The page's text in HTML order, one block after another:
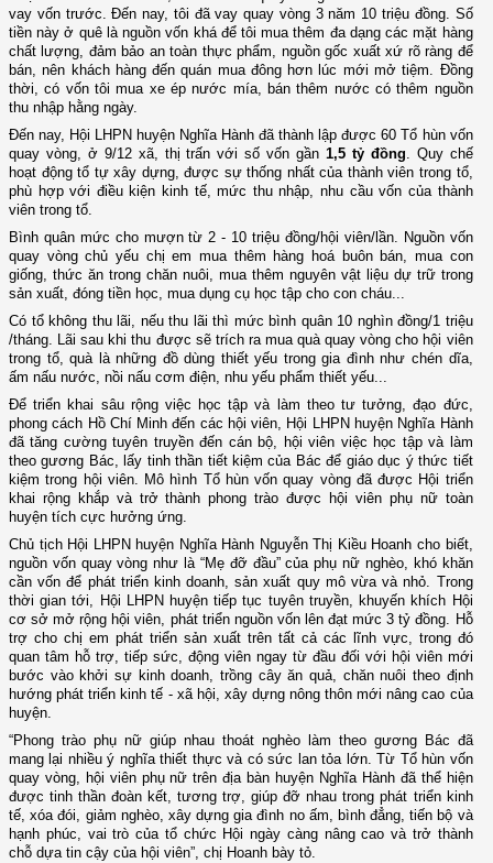
vay vốn trước. Đến nay, tôi đã vay quay vòng 3 năm 10 triệu đồng. Số
tiền này ở quê là nguồn vốn khá để tôi mua thêm đa dạng các mặt hàng
chất lượng, đảm bảo an toàn thực phẩm, nguồn gốc xuất xứ rõ ràng để
bán, nên khách hàng đến quán mua đông hơn lúc mới mở tiệm. Đồng
thời, có vốn tôi mua xe ép nước mía, bán thêm nước có thêm nguồn
thu nhập hằng ngày.
Đến nay, Hội LHPN huyện Nghĩa Hành đã thành lập được 60 Tổ hùn vốn
quay vòng, ở 9/12 xã, thị trấn với số vốn gần 1,5 tỷ đồng. Quy chế
hoạt động tổ tự xây dựng, được sự thống nhất của thành viên trong tổ,
phù hợp với điều kiện kinh tế, mức thu nhập, nhu cầu vốn của thành
viên trong tổ.
Bình quân mức cho mượn từ 2 - 10 triệu đồng/hội viên/lần. Nguồn vốn
quay vòng chủ yếu chị em mua thêm hàng hoá buôn bán, mua con
giống, thức ăn trong chăn nuôi, mua thêm nguyên vật liệu dự trữ trong
sản xuất, đóng tiền học, mua dụng cụ học tập cho con cháu...
Có tổ không thu lãi, nếu thu lãi thì mức bình quân 10 nghìn đồng/1 triệu
/tháng. Lãi sau khi thu được sẽ trích ra mua quà quay vòng cho hội viên
trong tổ, quà là những đồ dùng thiết yếu trong gia đình như chén dĩa,
ấm nấu nước, nồi nấu cơm điện, nhu yếu phẩm thiết yếu...
Để triển khai sâu rộng việc học tập và làm theo tư tưởng, đạo đức,
phong cách Hồ Chí Minh đến các hội viên, Hội LHPN huyện Nghĩa Hành
đã tăng cường tuyên truyền đến cán bộ, hội viên việc học tập và làm
theo gương Bác, lấy tinh thần tiết kiệm của Bác để giáo dục ý thức tiết
kiệm trong hội viên. Mô hình Tổ hùn vốn quay vòng đã được Hội triển
khai rộng khắp và trở thành phong trào được hội viên phụ nữ toàn
huyện tích cực hưởng ứng.
Chủ tịch Hội LHPN huyện Nghĩa Hành Nguyễn Thị Kiều Hoanh cho biết,
nguồn vốn quay vòng như là “Mẹ đỡ đầu” của phụ nữ nghèo, khó khăn
cần vốn để phát triển kinh doanh, sản xuất quy mô vừa và nhỏ. Trong
thời gian tới, Hội LHPN huyện tiếp tục tuyên truyền, khuyến khích Hội
cơ sở mở rộng hội viên, phát triển nguồn vốn lên đạt mức 3 tỷ đồng. Hỗ
trợ cho chị em phát triển sản xuất trên tất cả các lĩnh vực, trong đó
quan tâm hỗ trợ, tiếp sức, động viên ngay từ đầu đối với hội viên mới
bước vào khởi sự kinh doanh, trồng cây ăn quả, chăn nuôi theo định
hướng phát triển kinh tế - xã hội, xây dựng nông thôn mới nâng cao của
huyện.
“Phong trào phụ nữ giúp nhau thoát nghèo làm theo gương Bác đã
mang lại nhiều ý nghĩa thiết thực và có sức lan tỏa lớn. Từ Tổ hùn vốn
quay vòng, hội viên phụ nữ trên địa bàn huyện Nghĩa Hành đã thể hiện
được tinh thần đoàn kết, tương trợ, giúp đỡ nhau trong phát triển kinh
tế, xóa đói, giảm nghèo, xây dựng gia đình no ấm, bình đẳng, tiến bộ và
hạnh phúc, vai trò của tổ chức Hội ngày càng nâng cao và trở thành
chỗ dựa tin cậy của hội viên”, chị Hoanh bày tỏ.